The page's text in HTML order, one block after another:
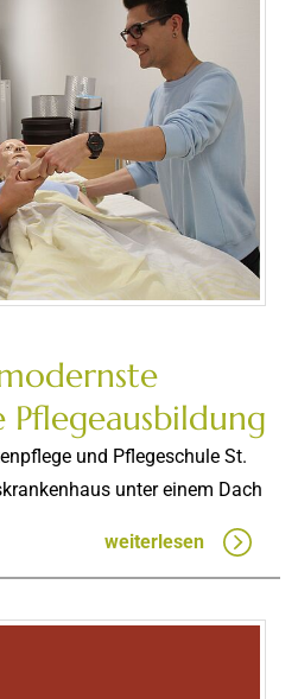
und Pflegeschule St.
unter einem Dach
weiterlesen